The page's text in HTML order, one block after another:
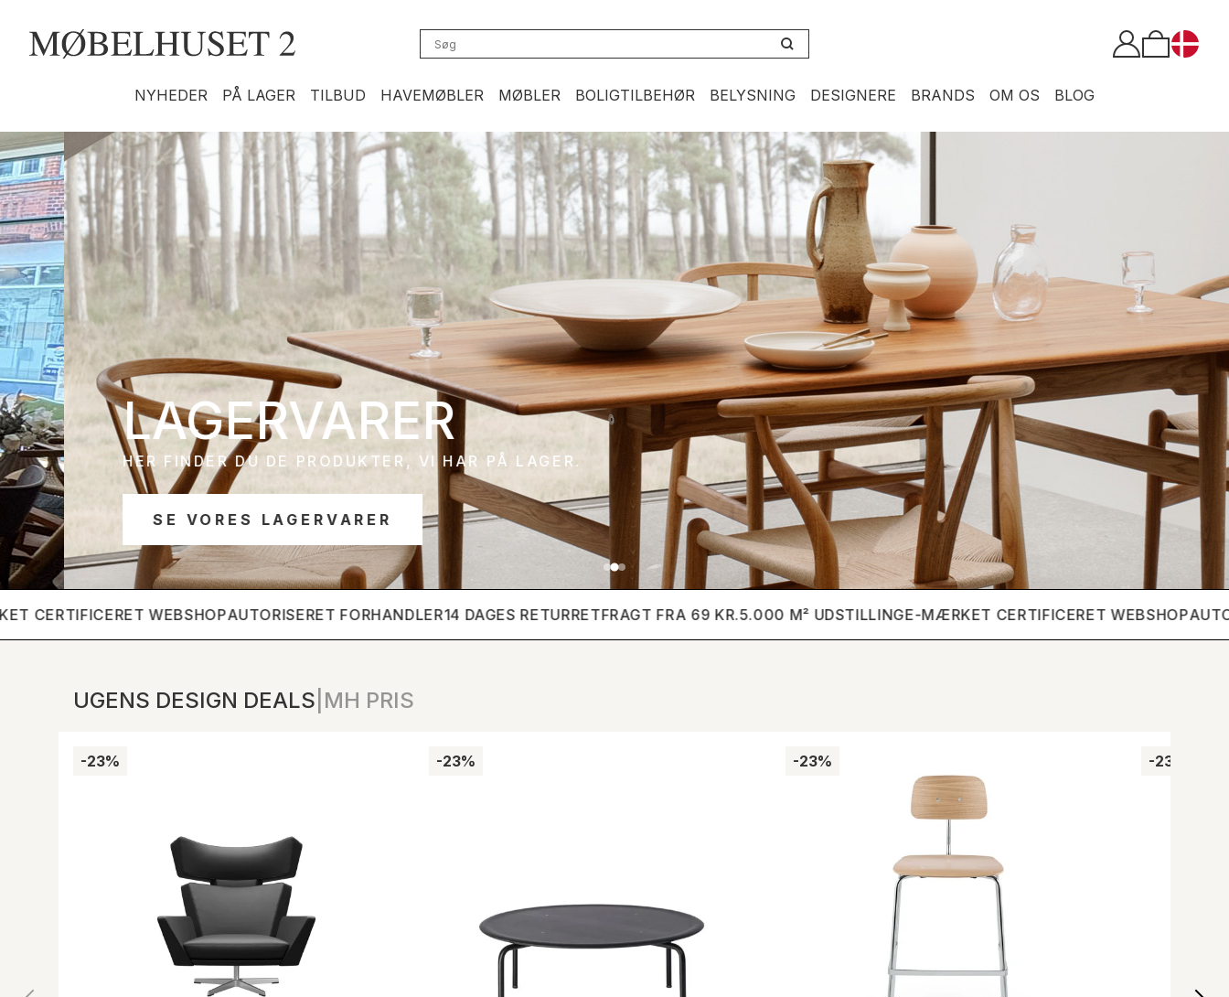
NYHEDER PÅ LAGER TILBUD HAVEMØBLER MØBLER BOLIGTILBEHØR BELYSNING DESIGNERE BRANDS OM OS BLOG
LAGERVARER
HER FINDER DU DE PRODUKTER, VI HAR PÅ LAGER.
SE VORES LAGERVARER
WEBSHOPAUTORISERET FORHANDLER14 DAGES RETURRETFRAGT FRA 69 KR.5.000 M² UDSTILLINGE-MÆRKET CERTIFICERET WEBSHOP
UGENS DESIGN DEALS MH PRIS
-23% -23% -23% -23%